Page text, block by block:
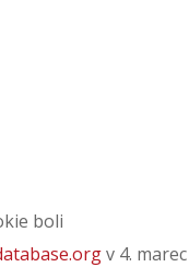
boli
v 4. marec